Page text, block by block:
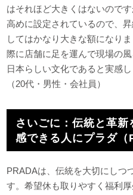
はそれほど大きくはないので
高めに設定されているので、
してはかなり大きな額になり
際に店舗に足を運んで現場の
日本らしい文化であると実感し
（20代・男性・会社員）
さいごに：伝統と革
感できる人にプラダ
PRADAは、伝統を大切にしつ
す。希望休も取りやすく福利